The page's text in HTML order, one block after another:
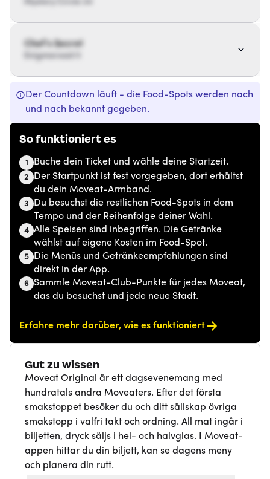
Chef’s Secret
Enigmaroad 11
Der Countdown läuft - die Food-Spots werden nach
und nach bekannt gegeben.
So funktioniert es
1 Buche dein Ticket und wähle deine Startzeit.
2
Der Startpunkt ist fest vorgegeben, dort erhältst
du dein Moveat-Armband.
3
Du besuchst die restlichen Food-Spots in dem
Tempo und der Reihenfolge deiner Wahl.
4 Alle Speisen sind inbegriffen. Die Getränke
wählst auf eigene Kosten im Food-Spot.
5
Die Menüs und Getränkeempfehlungen sind
direkt in der App.
6 Sammle Moveat-Club-Punkte für jedes Moveat,
das du besuchst und jede neue Stadt.
Erfahre mehr darüber, wie es funktioniert
Gut zu wissen
Moveat Original är ett dagsevenemang med
hundratals andra Moveaters. Efter det första
smakstoppet besöker du och ditt sällskap övriga
smakstopp i valfri takt och ordning. All mat ingår i
biljetten, dryck säljs i hel- och halvglas. I Moveat-
appen hittar du din biljett, kan se dagens meny
och planera din rutt.